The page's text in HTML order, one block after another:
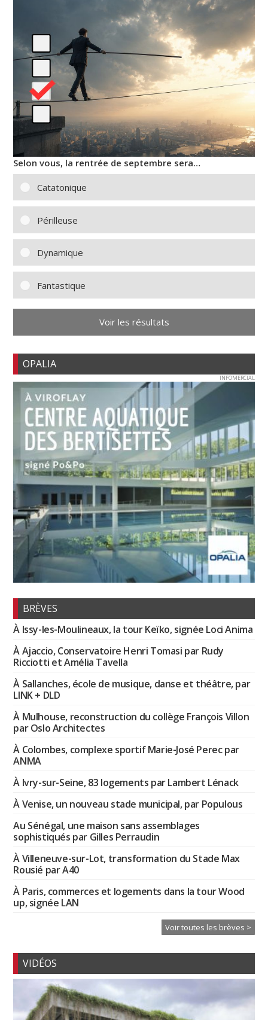
Selon vous, la rentrée de septembre sera…
Catatonique
Périlleuse
Dynamique
Fantastique
Voir les résultats
OPALIA
INFOMERCIAL
BRÈVES
À Issy-les-Moulineaux, la tour Keïko, signée Loci Anima
À Ajaccio, Conservatoire Henri Tomasi par Rudy
Ricciotti et Amélia Tavella
À Sallanches, école de musique, danse et théâtre, par
LINK + DLD
À Mulhouse, reconstruction du collège François Villon
par Oslo Architectes
À Colombes, complexe sportif Marie-José Perec par
ANMA
À Ivry-sur-Seine, 83 logements par Lambert Lénack
À Venise, un nouveau stade municipal, par Populous
Au Sénégal, une maison sans assemblages
sophistiqués par Gilles Perraudin
À Villeneuve-sur-Lot, transformation du Stade Max
Rousié par A40
À Paris, commerces et logements dans la tour Wood
up, signée LAN
Voir toutes les brèves >
VIDÉOS